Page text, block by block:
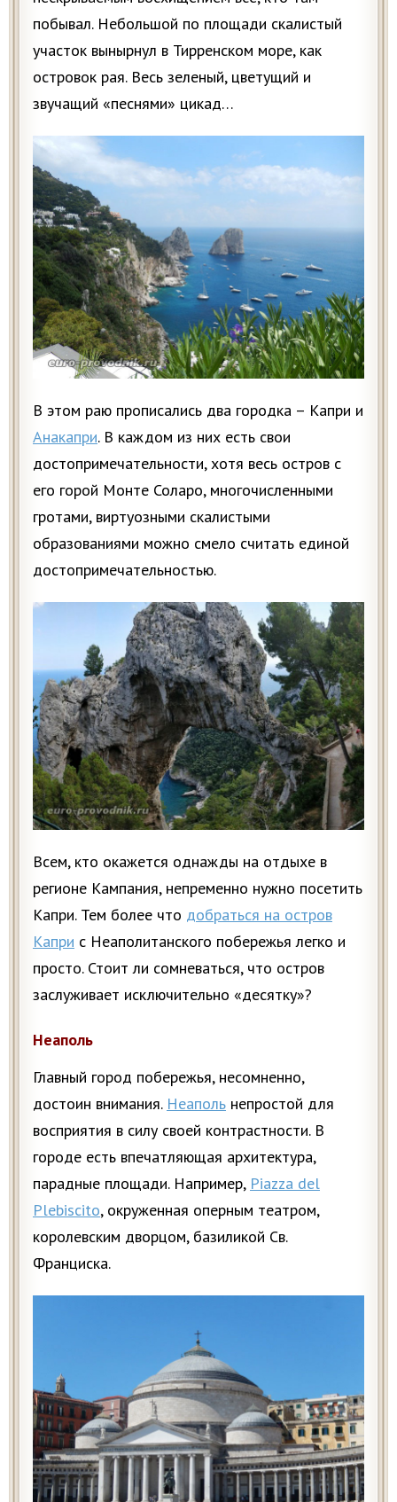
побывал. Небольшой по площади скалистый
участок вынырнул в Тирренском море, как
островок рая. Весь зеленый, цветущий и
звучащий «песнями» цикад…
В этом раю прописались два городка – Капри и
Анакапри. В каждом из них есть свои
достопримечательности, хотя весь остров с
его горой Монте Соларо, многочисленными
гротами, виртуозными скалистыми
образованиями можно смело считать единой
достопримечательностью.
Всем, кто окажется однажды на отдыхе в
регионе Кампания, непременно нужно посетить
Капри. Тем более что добраться на остров
Капри с Неаполитанского побережья легко и
просто. Стоит ли сомневаться, что остров
заслуживает исключительно «десятку»?
Неаполь
Главный город побережья, несомненно,
достоин внимания. Неаполь непростой для
восприятия в силу своей контрастности. В
городе есть впечатляющая архитектура,
парадные площади. Например, Piazza del
Plebiscito, окруженная оперным театром,
королевским дворцом, базиликой Св.
Франциска.